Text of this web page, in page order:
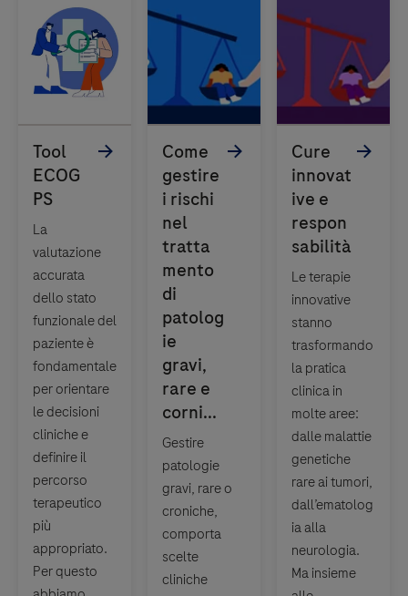
La
valutazione
accurata
dello stato
funzionale del
paziente è
fondamentale
per orientare
le decisioni
cliniche e
definire il
percorso
terapeutico
più
appropriato.
Per questo
Gestire
patologie
gravi, rare o
croniche,
comporta
scelte
cliniche
Le terapie
innovative
stanno
trasformando
la pratica
clinica in
molte aree:
dalle malattie
genetiche
rare ai tumori,
dall’ematolog
ia alla
neurologia.
Ma insieme